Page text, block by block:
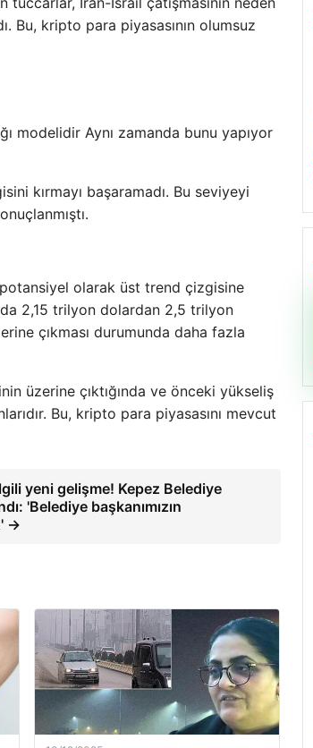
Bu, kripto para piyasasının olumsuz
modelidir Aynı zamanda bunu yapıyor
kırmayı başaramadı. Bu seviyeyi
olarak üst trend çizgisine
2,15 trilyon dolardan 2,5 trilyon
çıkması durumunda daha fazla
üzerine çıktığında ve önceki yükseliş
Bu, kripto para piyasasını mevcut
yeni gelişme! Kepez Belediye
'Belediye başkanımızın
→